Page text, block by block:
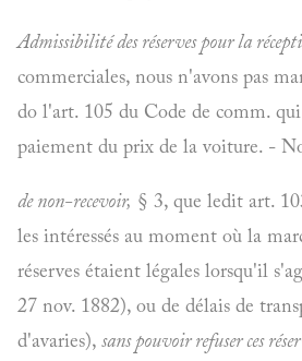
Admissibilité des réserves pour la
commerciales, nous n'avons pas
do l'art. 105 du Code de comm.
paiement du prix de la voiture. -
de non-recevoir, § 3, que ledit art.
les intéressés au moment où la
réserves étaient légales lorsqu'il
27 nov. 1882), ou de délais de
d'avaries), sans pouvoir refuser ces